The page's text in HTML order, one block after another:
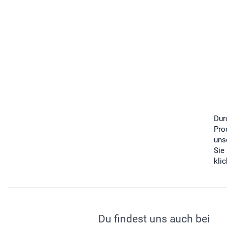
Sie
Du findest uns auch bei